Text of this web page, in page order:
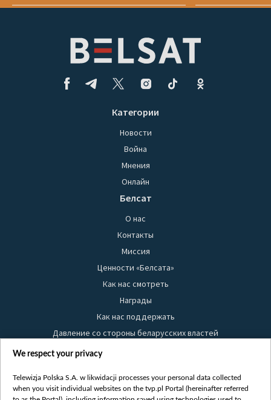
Категории
Новости
Война
Мнения
Онлайн
Белсат
О нас
Контакты
Миссия
Ценности «Белсата»
Как нас смотреть
Награды
Как нас поддержать
Давление со стороны беларусских властей
Правила использования материалов
Безопасность
We respect your privacy
Telewizja Polska S.A. w likwidacji processes your personal data collected
when you visit individual websites on the tvp.pl Portal (hereinafter referred